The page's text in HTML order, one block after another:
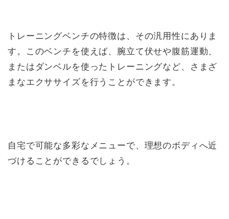
トレーニングベンチの特徴は、その汎用性にありま
す。このベンチを使えば、腕立て伏せや腹筋運動、
またはダンベルを使ったトレーニングなど、さまざ
まなエクササイズを行うことができます。
自宅で可能な多彩なメニューで、理想のボディへ近
づけることができるでしょう。